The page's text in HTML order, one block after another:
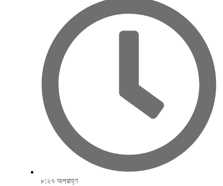
৮:২৭ অপরাহ্ণ